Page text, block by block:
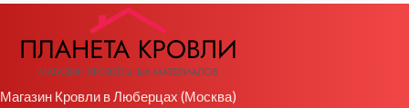
Магазин Кровли в Люберцах (Москва)